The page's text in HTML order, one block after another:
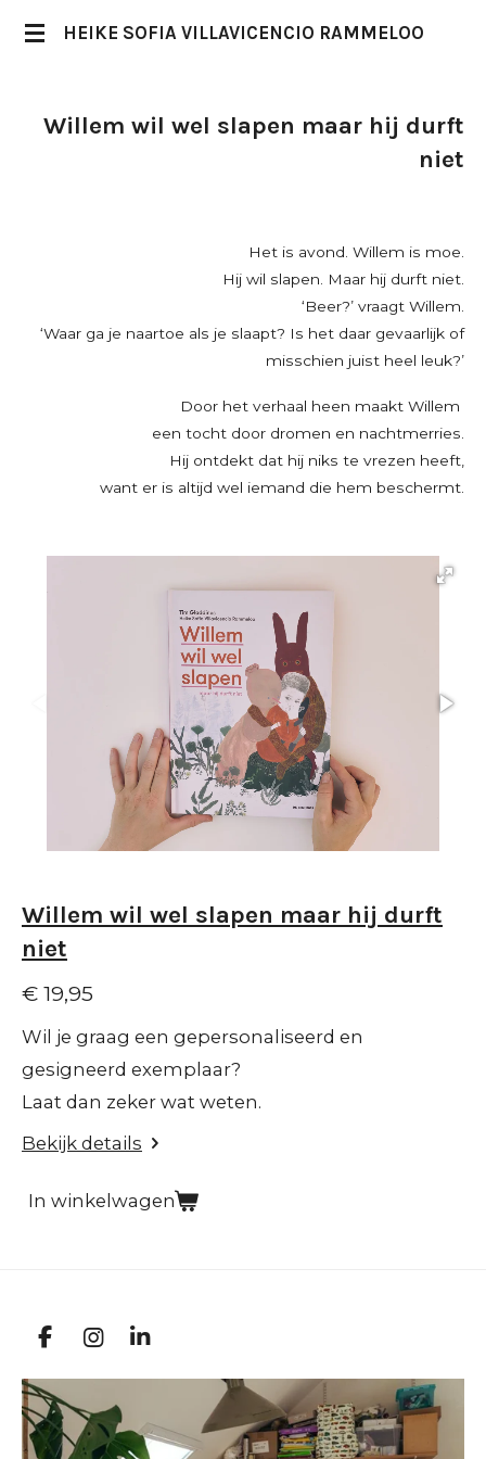
Ga
HEIKE SOFIA VILLAVICENCIO RAMMELOO
Willem wil wel slapen maar hij durft
niet
Het is avond. Willem is moe.
Hij wil slapen. Maar hij durft niet.
‘Beer?’ vraagt Willem.
‘Waar ga je naartoe als je slaapt? Is het daar gevaarlijk of
misschien juist heel leuk?’
Door het verhaal heen maakt Willem
een tocht door dromen en nachtmerries.
Hij ontdekt dat hij niks te vrezen heeft,
want er is altijd wel iemand die hem beschermt.
Willem wil wel slapen maar hij durft
niet
€ 19,95
Wil je graag een gepersonaliseerd en
gesigneerd exemplaar?
Laat dan zeker wat weten.
Bekijk details
In winkelwagen
F
c
e
b
I
t
a
L
e